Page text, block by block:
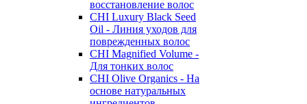
восстановление волос
CHI Luxury Black Seed
Oil - Линия уходов для
поврежденных волос
CHI Magnified Volume -
Для тонких волос
CHI Olive Organics - На
основе натуральных